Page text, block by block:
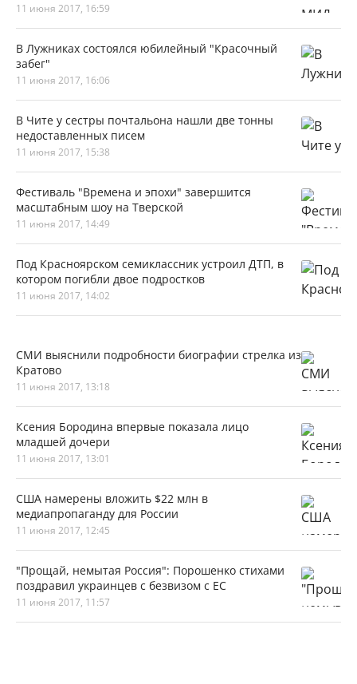
11 июня 2017, 16:59
В Лужниках состоялся юбилейный "Красочный
забег"
11 июня 2017, 16:06
В Чите у сестры почтальона нашли две тонны
недоставленных писем
11 июня 2017, 15:38
Фестиваль "Времена и эпохи" завершится
масштабным шоу на Тверской
11 июня 2017, 14:49
Под Красноярском семиклассник устроил ДТП, в
котором погибли двое подростков
11 июня 2017, 14:02
СМИ выяснили подробности биографии стрелка из
Кратово
11 июня 2017, 13:18
Ксения Бородина впервые показала лицо
младшей дочери
11 июня 2017, 13:01
США намерены вложить $22 млн в
медиапропаганду для России
11 июня 2017, 12:45
"Прощай, немытая Россия": Порошенко стихами
поздравил украинцев с безвизом с ЕС
11 июня 2017, 11:57